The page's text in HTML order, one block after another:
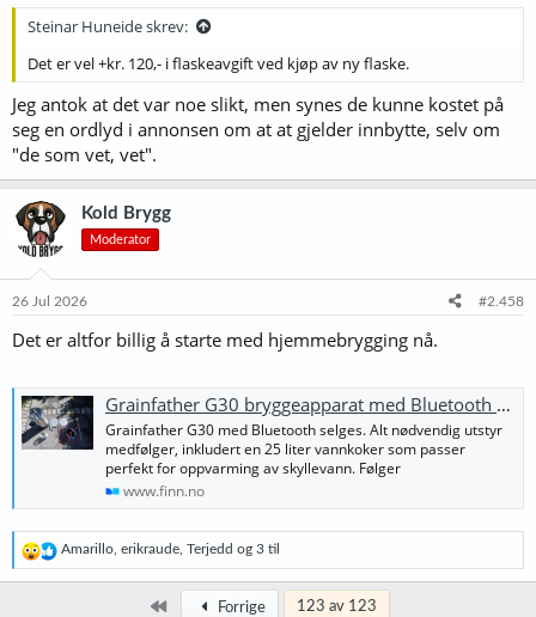
Steinar Huneide skrev:
Det er vel +kr. 120,- i flaskeavgift ved kjøp av ny flaske.
Jeg antok at det var noe slikt, men synes de kunne kostet på
seg en ordlyd i annonsen om at at gjelder innbytte, selv om
"de som vet, vet".
Kold Brygg
Moderator
26 Jul 2026 #2.458
Det er altfor billig å starte med hjemmebrygging nå.
Grainfather G30 bryggeapparat med Bluetooth | FINN-torget
Grainfather G30 med Bluetooth selges. Alt nødvendig utstyr
medfølger, inkludert en 25 liter vannkoker som passer
perfekt for oppvarming av skyllevann. Følger
www.finn.no
R
e
a
Amarillo erikraude Terjedd og 3 til
Først Forrige 123 av 123